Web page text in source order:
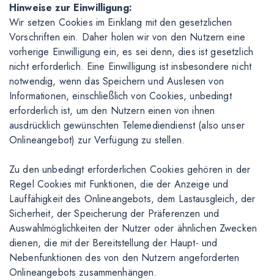
Hinweise zur Einwilligung:
Wir setzen Cookies im Einklang mit den gesetzlichen
Vorschriften ein. Daher holen wir von den Nutzern eine
vorherige Einwilligung ein, es sei denn, dies ist gesetzlich
nicht erforderlich. Eine Einwilligung ist insbesondere nicht
notwendig, wenn das Speichern und Auslesen von
Informationen, einschließlich von Cookies, unbedingt
erforderlich ist, um den Nutzern einen von ihnen
ausdrücklich gewünschten Telemediendienst (also unser
Onlineangebot) zur Verfügung zu stellen.
Zu den unbedingt erforderlichen Cookies gehören in der
Regel Cookies mit Funktionen, die der Anzeige und
Lauffähigkeit des Onlineangebots, dem Lastausgleich, der
Sicherheit, der Speicherung der Präferenzen und
Auswahlmöglichkeiten der Nutzer oder ähnlichen Zwecken
dienen, die mit der Bereitstellung der Haupt- und
Nebenfunktionen des von den Nutzern angeforderten
Onlineangebots zusammenhängen.